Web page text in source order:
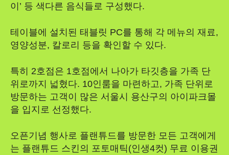
이’ 등 색다른 음식들로 구성했다.
테이블에 설치된 태블릿 PC를 통해 각 메뉴의 재료,
영양성분, 칼로리 등을 확인할 수 있다.
특히 2호점은 1호점에서 나아가 타깃층을 가족 단
위로까지 넓혔다. 10인룸을 마련하고, 가족 단위로
방문하는 고객이 많은 서울시 용산구의 아이파크몰
을 입지로 선정했다.
오픈기념 행사로 플랜튜드를 방문한 모든 고객에게
는 플랜튜드 스킨의 포토매틱(인생4컷) 무료 이용권